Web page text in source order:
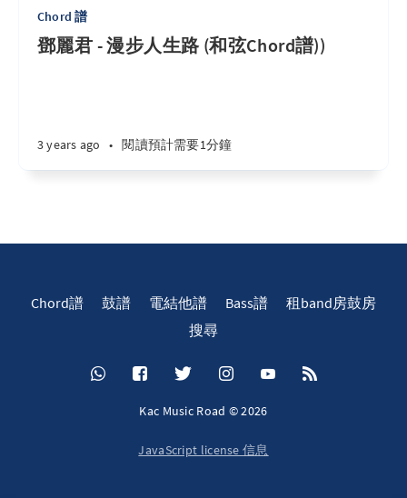
Chord 譜
鄧麗君 - 漫步人生路 (和弦Chord譜))
3 years ago • 閱讀預計需要1分鐘
Chord譜 鼓譜 電結他譜 Bass譜
租band房鼓房
搜尋
Kac Music Road © 2026
JavaScript license 信息